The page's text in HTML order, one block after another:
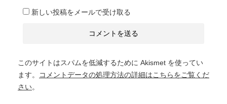
新しい投稿をメールで受け取る
このサイトはスパムを低減するために Akismet を使ってい
ます。
コメントデータの処理方法の詳細はこちらをご覧くだ
さい。